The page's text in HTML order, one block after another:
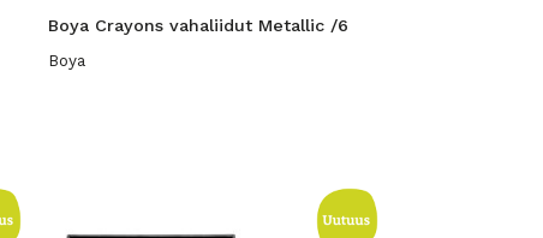
Boya Crayons vahaliidut Metallic /6
Boya